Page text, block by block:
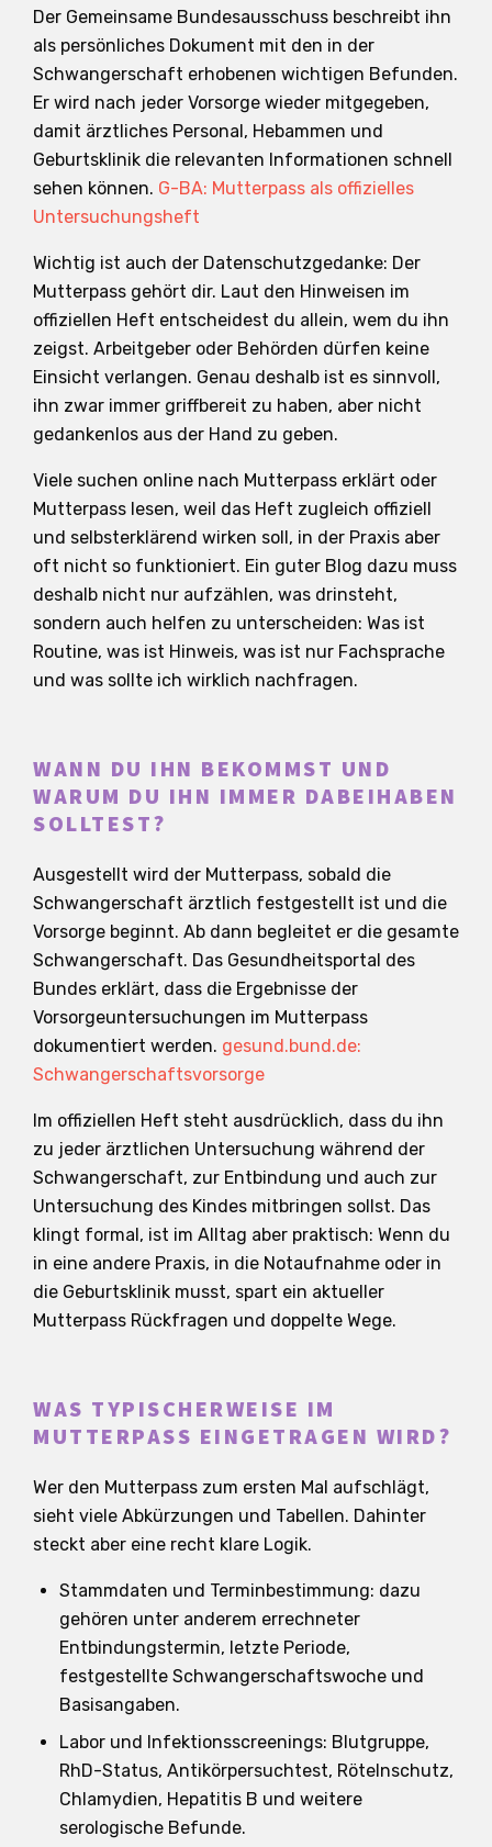
Der Gemeinsame Bundesausschuss beschreibt ihn
als persönliches Dokument mit den in der
Schwangerschaft erhobenen wichtigen Befunden.
Er wird nach jeder Vorsorge wieder mitgegeben,
damit ärztliches Personal, Hebammen und
Geburtsklinik die relevanten Informationen schnell
sehen können. G-BA: Mutterpass als offizielles
Untersuchungsheft
Wichtig ist auch der Datenschutzgedanke: Der
Mutterpass gehört dir. Laut den Hinweisen im
offiziellen Heft entscheidest du allein, wem du ihn
zeigst. Arbeitgeber oder Behörden dürfen keine
Einsicht verlangen. Genau deshalb ist es sinnvoll,
ihn zwar immer griffbereit zu haben, aber nicht
gedankenlos aus der Hand zu geben.
Viele suchen online nach Mutterpass erklärt oder
Mutterpass lesen, weil das Heft zugleich offiziell
und selbsterklärend wirken soll, in der Praxis aber
oft nicht so funktioniert. Ein guter Blog dazu muss
deshalb nicht nur aufzählen, was drinsteht,
sondern auch helfen zu unterscheiden: Was ist
Routine, was ist Hinweis, was ist nur Fachsprache
und was sollte ich wirklich nachfragen.
WANN DU IHN BEKOMMST UND
WARUM DU IHN IMMER DABEIHABEN
SOLLTEST?
Ausgestellt wird der Mutterpass, sobald die
Schwangerschaft ärztlich festgestellt ist und die
Vorsorge beginnt. Ab dann begleitet er die gesamte
Schwangerschaft. Das Gesundheitsportal des
Bundes erklärt, dass die Ergebnisse der
Vorsorgeuntersuchungen im Mutterpass
dokumentiert werden. gesund.bund.de:
Schwangerschaftsvorsorge
Im offiziellen Heft steht ausdrücklich, dass du ihn
zu jeder ärztlichen Untersuchung während der
Schwangerschaft, zur Entbindung und auch zur
Untersuchung des Kindes mitbringen sollst. Das
klingt formal, ist im Alltag aber praktisch: Wenn du
in eine andere Praxis, in die Notaufnahme oder in
die Geburtsklinik musst, spart ein aktueller
Mutterpass Rückfragen und doppelte Wege.
WAS TYPISCHERWEISE IM
MUTTERPASS EINGETRAGEN WIRD?
Wer den Mutterpass zum ersten Mal aufschlägt,
sieht viele Abkürzungen und Tabellen. Dahinter
steckt aber eine recht klare Logik.
Stammdaten und Terminbestimmung: dazu
gehören unter anderem errechneter
Entbindungstermin, letzte Periode,
festgestellte Schwangerschaftswoche und
Basisangaben.
Labor und Infektionsscreenings: Blutgruppe,
RhD-Status, Antikörpersuchtest, Rötelnschutz,
Chlamydien, Hepatitis B und weitere
serologische Befunde.